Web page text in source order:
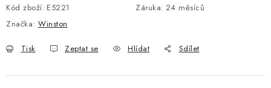
KONTAKTY
POŠTOVNÉ A DOPRAVA
OCHRANA OSOBNÍCH ÚDAJŮ
OVĚŘOVÁNÍ RECENZÍ
Kód zboží: E5221 Záruka: 24 měsíců
Značka: Winston
Tisk Zeptat se Hlídat Sdílet